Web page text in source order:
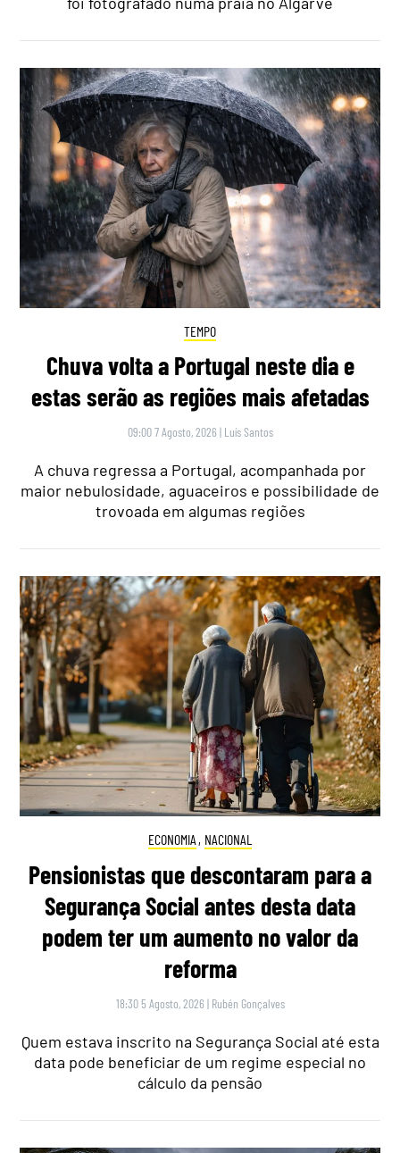
TEMPO
Chuva volta a Portugal neste dia e
estas serão as regiões mais afetadas
09:00 7 Agosto, 2026 | Luís Santos
A chuva regressa a Portugal, acompanhada por
maior nebulosidade, aguaceiros e possibilidade de
trovoada em algumas regiões
ECONOMIA , NACIONAL
Pensionistas que descontaram para a
Segurança Social antes desta data
podem ter um aumento no valor da
reforma
18:30 5 Agosto, 2026 | Rubén Gonçalves
Quem estava inscrito na Segurança Social até esta
data pode beneficiar de um regime especial no
cálculo da pensão